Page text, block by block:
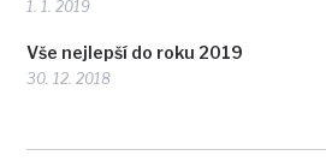
1. 1. 2019
Vše nejlepší do roku 2019
30. 12. 2018